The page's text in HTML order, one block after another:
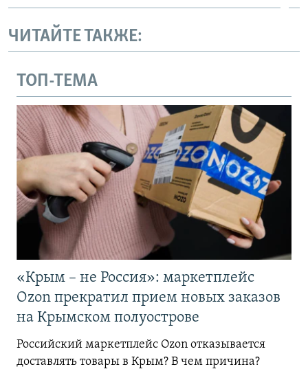
ЧИТАЙТЕ ТАКЖЕ:
ТОП-ТЕМА
«Крым – не Россия»: маркетплейс
Ozon прекратил прием новых заказов
на Крымском полуострове
Российский маркетплейс Ozon отказывается
доставлять товары в Крым? В чем причина?